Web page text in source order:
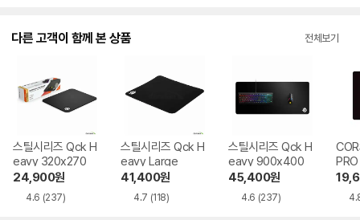
다른 고객이 함께 본 상품 전체보기
스틸시리즈 Qck H
eavy 320x270
24,900원
4.6 (237)
스틸시리즈 Qck H
eavy Large
41,400원
4.7 (118)
스틸시리즈 Qck H
eavy 900x400
45,400원
4.6 (237)